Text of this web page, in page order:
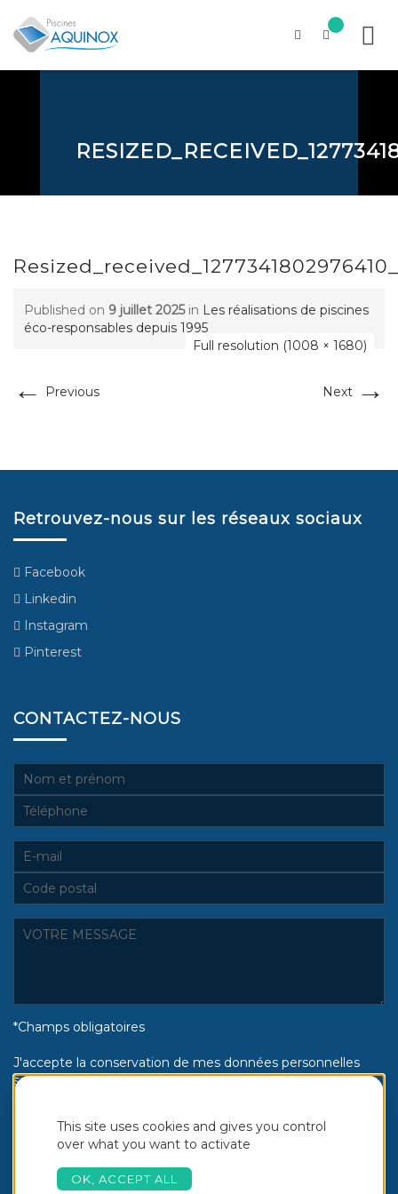
Published on 9 juillet 2025in Les réalisations de piscines
éco-responsables depuis 1995
Full resolution (1008 × 1680)
← Previous Next →
Retrouvez-nous sur les réseaux sociaux
Facebook
Linkedin
Instagram
Pinterest
CONTACTEZ-NOUS
*Champs obligatoires
J'accepte la conservation de mes données personnelles
selon la politique de confidentialité Piscines Aquinox :
This site uses cookies and gives you control
over what you want to activate
OK, ACCEPT ALL